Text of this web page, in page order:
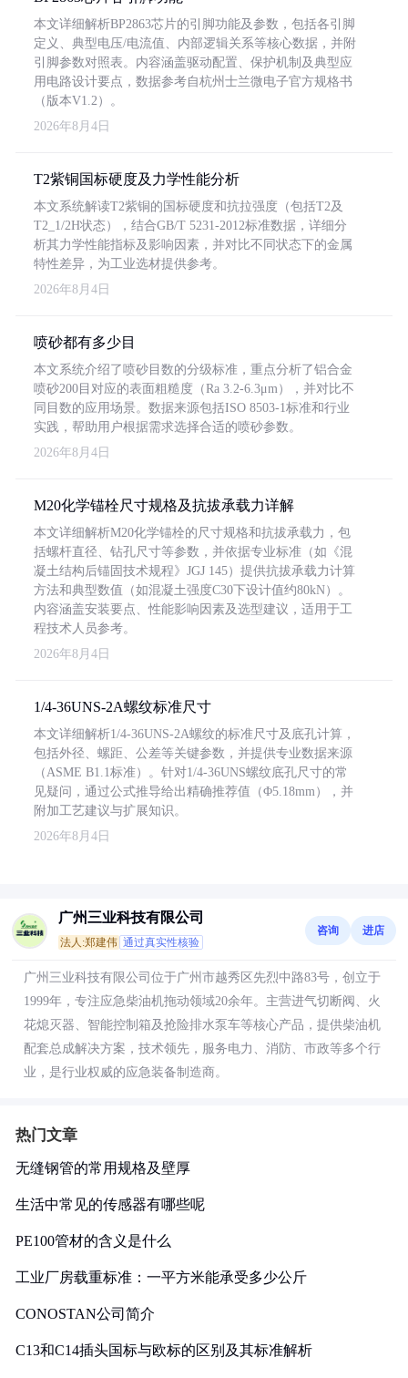
本文详细解析BP2863芯片的引脚功能及参数，包括各引脚
定义、典型电压/电流值、内部逻辑关系等核心数据，并附
引脚参数对照表。内容涵盖驱动配置、保护机制及典型应
用电路设计要点，数据参考自杭州士兰微电子官方规格书
（版本V1.2）。
2026年8月4日
T2紫铜国标硬度及力学性能分析
本文系统解读T2紫铜的国标硬度和抗拉强度（包括T2及
T2_1/2H状态），结合GB/T 5231-2012标准数据，详细分
析其力学性能指标及影响因素，并对比不同状态下的金属
特性差异，为工业选材提供参考。
2026年8月4日
喷砂都有多少目
本文系统介绍了喷砂目数的分级标准，重点分析了铝合金
喷砂200目对应的表面粗糙度（Ra 3.2-6.3μm），并对比不
同目数的应用场景。数据来源包括ISO 8503-1标准和行业
实践，帮助用户根据需求选择合适的喷砂参数。
2026年8月4日
M20化学锚栓尺寸规格及抗拔承载力详解
本文详细解析M20化学锚栓的尺寸规格和抗拔承载力，包
括螺杆直径、钻孔尺寸等参数，并依据专业标准（如《混
凝土结构后锚固技术规程》JGJ 145）提供抗拔承载力计算
方法和典型数值（如混凝土强度C30下设计值约80kN）。
内容涵盖安装要点、性能影响因素及选型建议，适用于工
程技术人员参考。
2026年8月4日
1/4-36UNS-2A螺纹标准尺寸
本文详细解析1/4-36UNS-2A螺纹的标准尺寸及底孔计算，
包括外径、螺距、公差等关键参数，并提供专业数据来源
（ASME B1.1标准）。针对1/4-36UNS螺纹底孔尺寸的常
见疑问，通过公式推导给出精确推荐值（Φ5.18mm），并
附加工艺建议与扩展知识。
2026年8月4日
广州三业科技有限公司
法人:郑建伟 通过真实性核验
咨询 进店
广州三业科技有限公司位于广州市越秀区先烈中路83号，创立于
1999年，专注应急柴油机拖动领域20余年。主营进气切断阀、火
花熄灭器、智能控制箱及抢险排水泵车等核心产品，提供柴油机
配套总成解决方案，技术领先，服务电力、消防、市政等多个行
业，是行业权威的应急装备制造商。
热门文章
无缝钢管的常用规格及壁厚
生活中常见的传感器有哪些呢
PE100管材的含义是什么
工业厂房载重标准：一平方米能承受多少公斤
CONOSTAN公司简介
C13和C14插头国标与欧标的区别及其标准解析